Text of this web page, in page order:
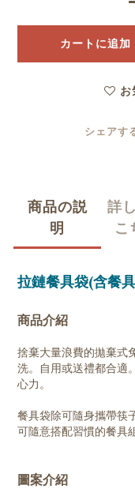
カートに追加
お
シェアす
商品の説
明
詳
こ
拉鏈餐具袋(含餐
商品介紹
捨棄大量浪費的拋棄式
洗。自用或送禮都合適
心力。
餐具袋除可隨身攜帶筷
可隨意搭配習慣的餐具
圖案介紹